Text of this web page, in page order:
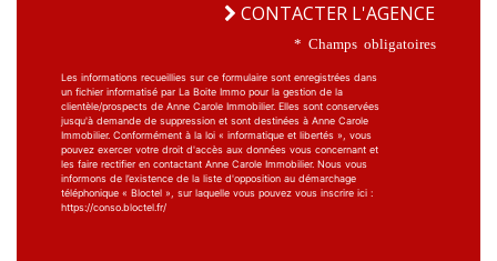
CONTACTER L'AGENCE
* Champs obligatoires
Les informations recueillies sur ce formulaire sont enregistrées dans
un fichier informatisé par La Boite Immo pour la gestion de la
clientèle/prospects de Anne Carole Immobilier. Elles sont conservées
jusqu'à demande de suppression et sont destinées à Anne Carole
Immobilier. Conformément à la loi « informatique et libertés », vous
pouvez exercer votre droit d'accès aux données vous concernant et
les faire rectifier en contactant Anne Carole Immobilier. Nous vous
informons de l’existence de la liste d'opposition au démarchage
téléphonique « Bloctel », sur laquelle vous pouvez vous inscrire ici :
https://conso.bloctel.fr/